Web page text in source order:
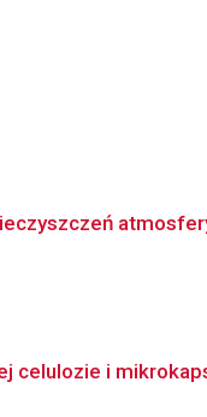
celulozie i